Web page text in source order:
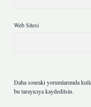
Web Sitesi
Daha sonraki yorumlarımda
bu tarayıcıya kaydedilsin.